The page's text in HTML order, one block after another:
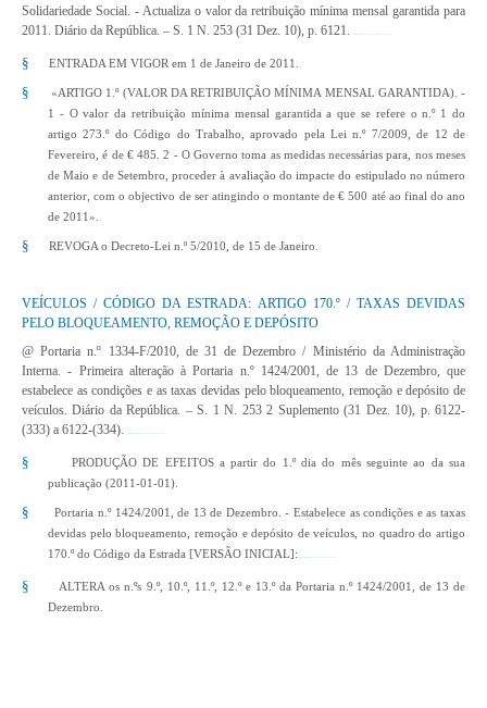
Solidariedade Social. - Actualiza o valor da retribuição mínima mensal garantida para
2011. Diário da República. – S. 1 N. 253 (31 Dez. 10), p. 6121.
§ ENTRADA EM VIGOR em 1 de Janeiro de 2011.
§
«ARTIGO 1.º (VALOR DA RETRIBUIÇÃO MÍNIMA MENSAL GARANTIDA). -
1 - O valor da retribuição mínima mensal garantida a que se refere o n.º 1 do
artigo 273.º do Código do Trabalho, aprovado pela Lei n.º 7/2009, de 12 de
Fevereiro, é de € 485. 2 - O Governo toma as medidas necessárias para, nos meses
de Maio e de Setembro, proceder à avaliação do impacte do estipulado no número
anterior, com o objectivo de ser atingindo o montante de € 500 até ao final do ano
de 2011».
§ REVOGA o Decreto-Lei n.º 5/2010, de 15 de Janeiro.
VEÍCULOS / CÓDIGO DA ESTRADA: ARTIGO 170.º / TAXAS DEVIDAS
PELO BLOQUEAMENTO, REMOÇÃO E DEPÓSITO
@ Portaria n.º 1334-F/2010, de 31 de Dezembro / Ministério da Administração
Interna. - Primeira alteração à Portaria n.º 1424/2001, de 13 de Dezembro, que
estabelece as condições e as taxas devidas pelo bloqueamento, remoção e depósito de
veículos. Diário da República. – S. 1 N. 253 2 Suplemento (31 Dez. 10), p. 6122-
(333) a 6122-(334).
§
PRODUÇÃO DE EFEITOS a partir do 1.º dia do mês seguinte ao da sua
publicação (2011-01-01).
§
Portaria n.º 1424/2001, de 13 de Dezembro. - Estabelece as condições e as taxas
devidas pelo bloqueamento, remoção e depósito de veículos, no quadro do artigo
170.º do Código da Estrada [VERSÃO INICIAL]:
§
ALTERA os n.ºs 9.º, 10.º, 11.º, 12.º e 13.º da Portaria n.º 1424/2001, de 13 de
Dezembro.